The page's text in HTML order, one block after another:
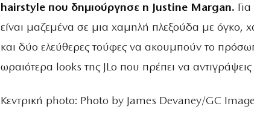
hairstyle που δημιούργησε η Justine Margan.
είναι μαζεμένα σε μια χαμηλή πλεξούδα με όγκο,
και δύο ελεύθερες τούφες να ακουμπούν το
ωραιότερα looks της JLo που πρέπει να
Κεντρική photo: Photo by James Devaney/GC